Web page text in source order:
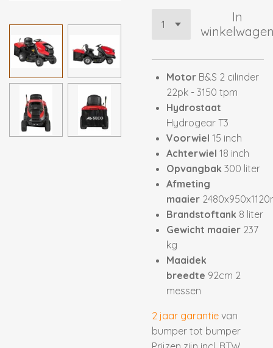
In
Motor B&S 2 cilinder
22pk - 3150 tpm
Hydrostaat
Hydrogear T3
Voorwiel 15 inch
Achterwiel 18 inch
Opvangbak 300 liter
Afmeting
maaier
Brandstoftank 8 liter
Gewicht maaier 237
kg
Maaidek
breedte 92cm 2
messen
2 jaar garantie van
bumper tot bumper